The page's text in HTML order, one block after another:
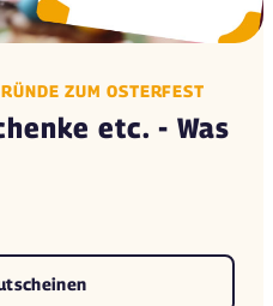
ZUM OSTERFEST
etc. - Was